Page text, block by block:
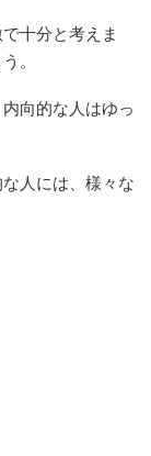
十分と考えま
。
向的な人はゆっ
人には、様々な